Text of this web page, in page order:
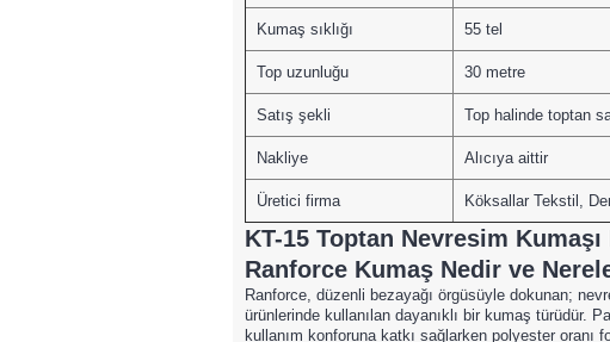
Kumaş sıklığı 55 tel
Top uzunluğu 30 metre
Satış şekli Top halinde toptan
Nakliye Alıcıya aittir
Üretici firma Köksallar Tekstil,
KT-15 Toptan Nevresim
Ranforce Kumaş Nedir ve
Ranforce, düzenli bezayağı örgüsüyle dokunan;
ürünlerinde kullanılan dayanıklı bir kumaş türüdür.
kullanım konforuna katkı sağlarken polyester oranı